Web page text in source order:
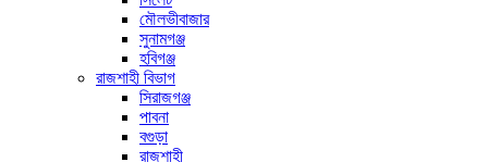
মৌলভীবাজার
সুনামগঞ্জ
হবিগঞ্জ
রাজশাহী বিভাগ
সিরাজগঞ্জ
পাবনা
বগুড়া
রাজশাহী